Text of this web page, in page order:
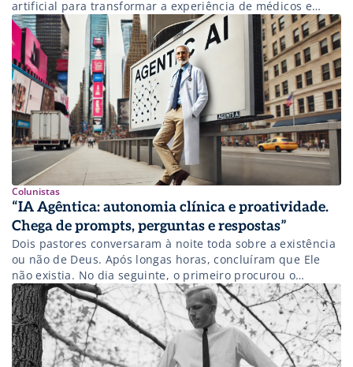
artificial para transformar a experiência de médicos e
pacientes.
Colunistas
“IA Agêntica: autonomia clínica e proatividade.
Chega de prompts, perguntas e respostas”
Dois pastores conversaram à noite toda sobre a existência
ou não de Deus. Após longas horas, concluíram que Ele
não existia. No dia seguinte, o primeiro procurou o
segundo e o encontrou no jardim ajoelhado fazendo suas
orações matinais. Surpreso, perguntou: “depois de horas
para concluir que Deus não existe, o que você está
fazendo […]